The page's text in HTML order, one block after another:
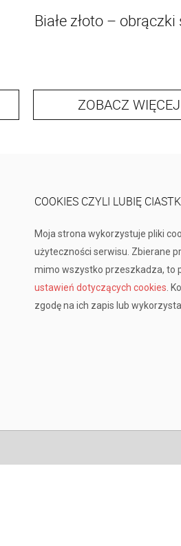
Białe złoto –
ZOBACZ WIĘCEJ
COOKIES CZYLI LUBIĘ
Moja strona wykorzystuje pliki
użyteczności serwisu. Zbierane
mimo wszystko przeszkadza, to
ustawień dotyczących cookies.
zgodę na ich zapis lub